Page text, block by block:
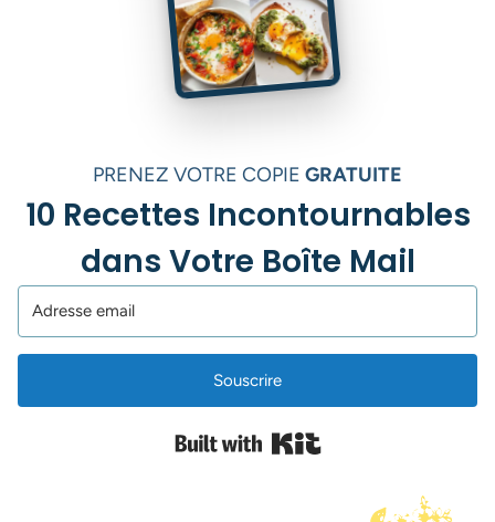
PRENEZ VOTRE COPIE GRATUITE
10 Recettes Incontournables
dans Votre Boîte Mail
Souscrire
Built with Kit